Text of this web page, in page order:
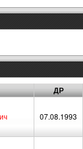
ДР
07.08.1993